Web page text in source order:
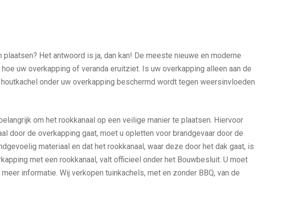
Het antwoord is ja, dan kan! De meeste nieuwe en moderne
uw overkapping of veranda eruitziet. Is uw overkapping alleen aan de
onder uw overkapping beschermd wordt tegen weersinvloeden
om het rookkanaal op een veilige manier te plaatsen. Hiervoor
door de overkapping gaat, moet u opletten voor brandgevaar door de
materiaal en dat het rookkanaal, waar deze door het dak gaat, is
met een rookkanaal, valt officieel onder het Bouwbesluit. U moet
informatie. Wij verkopen tuinkachels, met en zonder BBQ, van de